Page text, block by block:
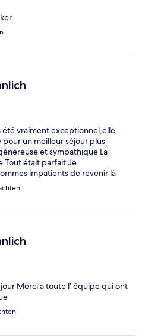
vraiment exceptionnel,elle
un meilleur séjour plus
et sympathique La
Tout était parfait Je
impatients de revenir là
Merci a toute l' équipe qui ont